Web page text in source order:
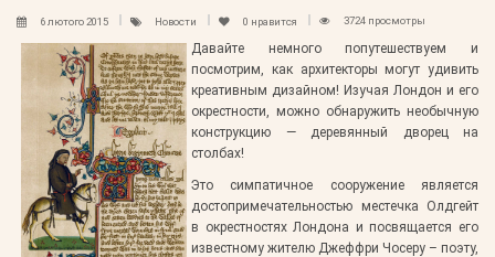
6 лютого 2015 Новости 0 нравится 3724 просмотры
Давайте немного попутешествуем и
посмотрим, как архитекторы могут удивить
креативным дизайном! Изучая Лондон и его
окрестности, можно обнаружить необычную
конструкцию — деревянный дворец на
столбах!
Это симпатичное сооружение является
достопримечательностью местечка Олдгейт
в окрестностях Лондона и посвящается его
известному жителю Джеффри Чосеру – поэту,